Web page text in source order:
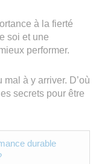
à la fierté
soi et une
performer.
à y arriver. D’où
secrets pour être
durable